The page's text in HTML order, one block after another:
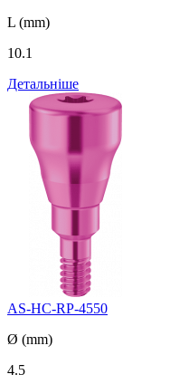
L (mm)
10.1
Детальніше
AS-HC-RP-4550
Ø (mm)
4.5